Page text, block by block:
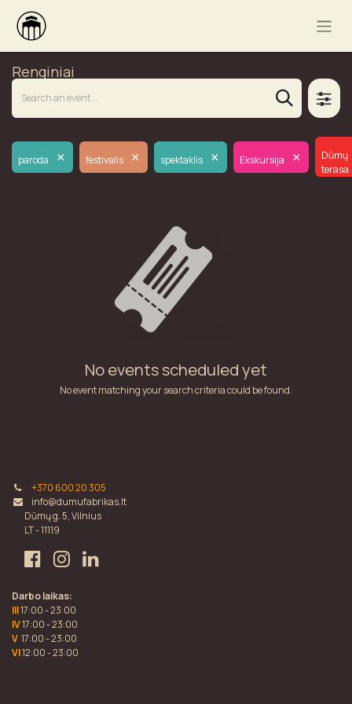
Renginiai
paroda × festivalis × spektaklis × Ekskursija ×
Dūmų
terasa
No events scheduled yet
No event matching your search criteria could be found.
+370 600 20 305
info@dumufabrikas.lt
Dūmų g. 5, Vilnius
LT - 11119
Darbo laikas:
III17:00 - 23:00
IV17:00 - 23:00
V 17:00 - 23:00
VI12:00 - 23:00